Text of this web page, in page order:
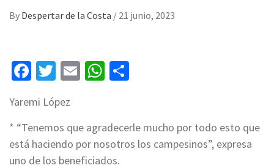
By Despertar de la Costa / 21 junio, 2023
Facebook
Twitter
EmailWhatsApp
Yaremi López
* “Tenemos que agradecerle mucho por todo esto que
está haciendo por nosotros los campesinos”, expresa
uno de los beneficiados.